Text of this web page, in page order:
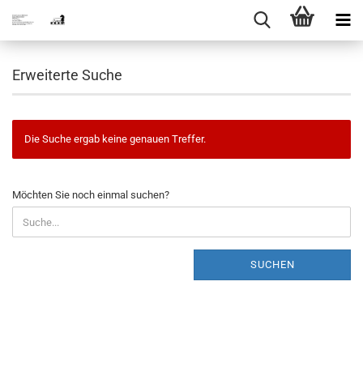
Erweiterte Suche
Die Suche ergab keine genauen Treffer.
MÖCHTEN
SIE
NOCH
EINMAL
Möchten Sie noch einmal suchen?
SUCHEN